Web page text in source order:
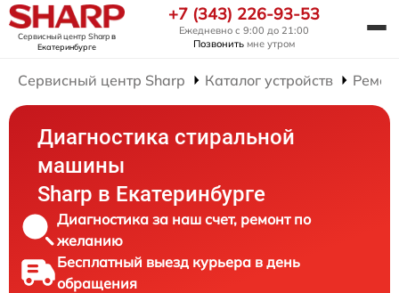
Сервисный центр Sharpв
Екатеринбурге
+7 (343) 226-93-53
Ежедневно с 9:00 до 21:00
Позвонить мне утром
Сервисный центр Sharp Каталог устройств
Диагностика стиральной
машины
Sharp в Екатеринбурге
Диагностика за наш счет, ремонт по
желанию
Бесплатный выезд курьера в день
обращения